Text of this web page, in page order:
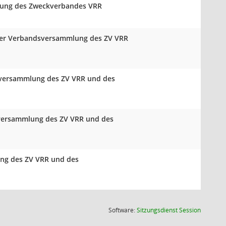
des Zweckverbandes VRR
Verbandsversammlung des ZV VRR
des ZV VRR und des
des ZV VRR und des
des ZV VRR und des
Software:SitzungsdienstSession(Wird in